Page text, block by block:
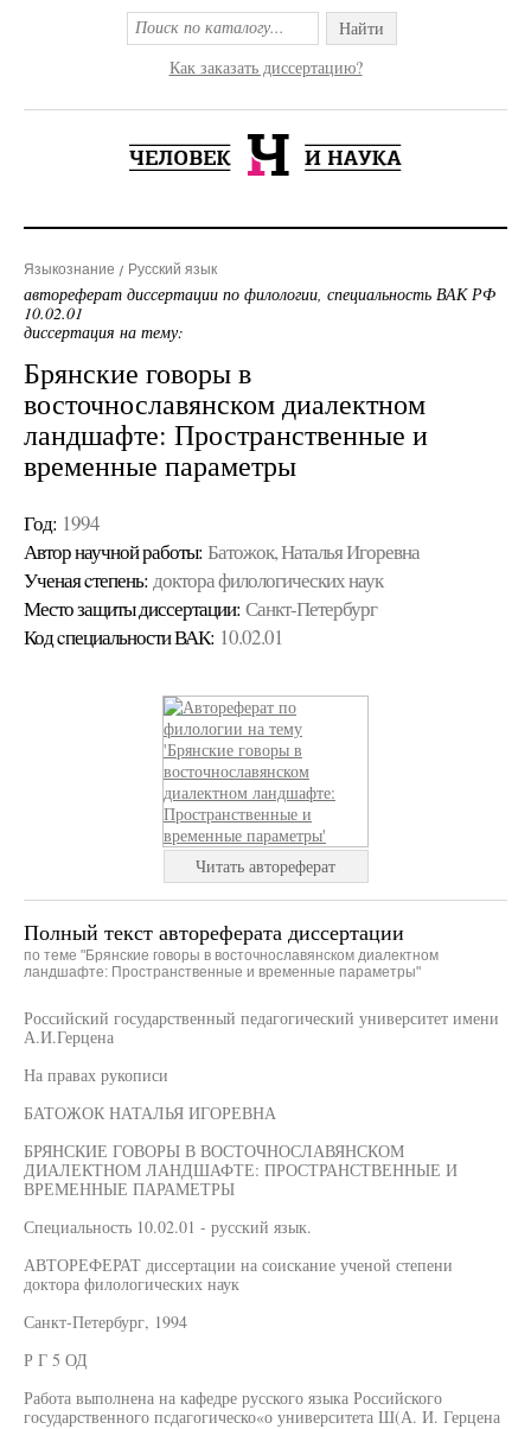
Найти
Как заказать диссертацию?
Языкознание Русский язык
автореферат диссертации по филологии, специальность ВАК РФ
10.02.01
диссертация на тему:
Брянские говоры в
восточнославянском диалектном
ландшафте: Пространственные и
временные параметры
Год: 1994
Автор научной работы: Батожок, Наталья Игоревна
Ученая cтепень: доктора филологических наук
Место защиты диссертации: Санкт-Петербург
Код cпециальности ВАК: 10.02.01
Читать автореферат
Полный текст автореферата диссертации
по теме "Брянские говоры в восточнославянском диалектном
ландшафте: Пространственные и временные параметры"
Российский государственный педагогический университет имени
А.И.Герцена
На правах рукописи
БАТОЖОК НАТАЛЬЯ ИГОРЕВНА
БРЯНСКИЕ ГОВОРЫ В ВОСТОЧНОСЛАВЯНСКОМ
ДИАЛЕКТНОМ ЛАНДШАФТЕ: ПРОСТРАНСТВЕННЫЕ И
ВРЕМЕННЫЕ ПАРАМЕТРЫ
Специальность 10.02.01 - русский язык.
АВТОРЕФЕРАТ диссертации на соискание ученой степени
доктора филологических наук
Санкт-Петербург, 1994
Р Г 5 ОД
Работа выполнена на кафедре русского языка Российского
государственного псдагогическо«о университета Ш(А. И. Герцена